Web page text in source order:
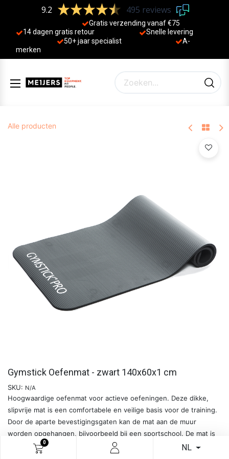
0
NL
9.2 495 reviews
Gratis verzending vanaf €75
14 dagen gratis retour
Sne lle levering
50+ jaar specialist
A-
merken
Alle producten
Gymstick Oefenmat - zwart 140x60x1 cm
SKU: N/A
Hoogwaardige oefenmat voor actieve oefeningen. Deze dikke,
slipvrije mat is een comfortabele en veilige basis voor de training.
Door de aparte bevestigingsgaten kan de mat aan de muur
worden opgehangen, bijvoorbeeld bij een sportschool. De mat is
gemaakt van milieuvriendelijk NBR-materiaal.